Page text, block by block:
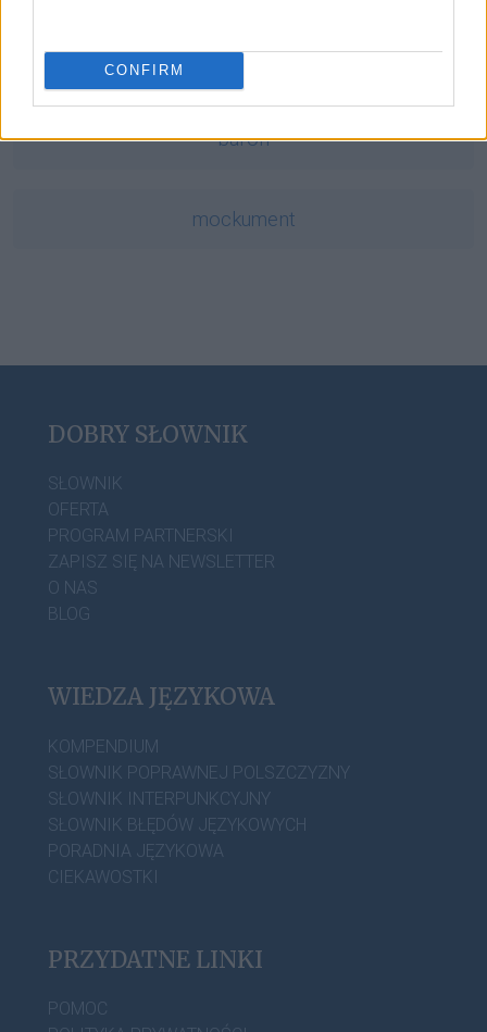
CONFIRM lastryko
baron
mockument
DOBRY SŁOWNIK
SŁOWNIK
OFERTA
PROGRAM PARTNERSKI
ZAPISZ SIĘ NA NEWSLETTER
O NAS
BLOG
WIEDZA JĘZYKOWA
KOMPENDIUM
SŁOWNIK POPRAWNEJ POLSZCZYZNY
SŁOWNIK INTERPUNKCYJNY
SŁOWNIK BŁĘDÓW JĘZYKOWYCH
PORADNIA JĘZYKOWA
CIEKAWOSTKI
PRZYDATNE LINKI
POMOC